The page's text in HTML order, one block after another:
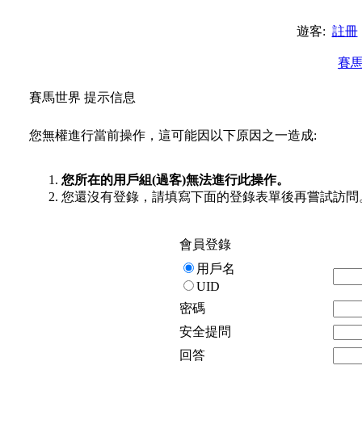
遊客: 註冊
賽
賽馬世界 提示信息
您無權進行當前操作，這可能因以下原因之一造成:
您所在的用戶組(過客)無法進行此操作。
您還沒有登錄，請填寫下面的登錄表單後再嘗試訪問
會員登錄
用戶名
UID
密碼
安全提問
回答